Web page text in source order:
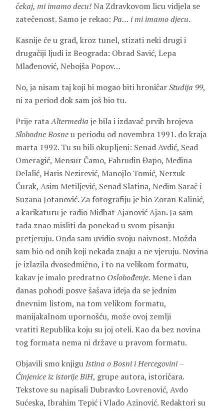
čekaj, mi imamo decu!Na Zdravkovom licu vidjela se
zatečenost. Samo je rekao: Pa… i mi imamo djecu.
Kasnije će u grad, kroz tunel, stizati neki drugi i
drugačiji ljudi iz Beograda: Obrad Savić, Lepa
Mlađenović, Nebojša Popov…
No, ja nisam taj koji bi mogao biti hroničarStudija 99,
ni za period dok sam još bio tu.
Prije rataAltermedia je bila i izdavač prvih brojeva
Slobodne Bosneu periodu od novembra 1991. do kraja
marta 1992. Tu su bili okupljeni: Senad Avdić, Sead
Omeragić, Mensur Čamo, Fahrudin Đapo, Medina
Delalić, Haris Nezirević, Manojlo Tomić, Nerzuk
Ćurak, Asim Metiljević, Senad Slatina, Nedim Sarač i
Suzana Jotanović. Za fotografiju je bio Zoran Kalinić,
a karikaturu je radio Midhat Ajanović Ajan. Ja sam
tada znao misliti da ponekad u svom pisanju
pretjeruju. Onda sam uvidio svoju naivnost. Možda
sam bio od onih koji nekada znaju a ne vjeruju. Novina
je izlazila dvosedmično, i to na velikom formatu,
kakav je imalo predratno Oslobođenje. Mene i dan
danas pohodi posve šašava ideja da se jednim
dnevnim listom, na tom velikom formatu,
manijakalnom upornošću, može ovoj zemlji
vratiti Republika koju su joj oteli. Kao da bez novina
tog formata nema ni države u pravom formatu.
Objavili smo knjiguIstina o Bosni i Hercegovini –
Činjenice iz istorije BiH, grupe autora, istoričara.
Tekstove su napisali Dubravko Lovrenović, Avdo
Sućeska, Ibrahim Tepić i Vlado Azinović. Redaktori su